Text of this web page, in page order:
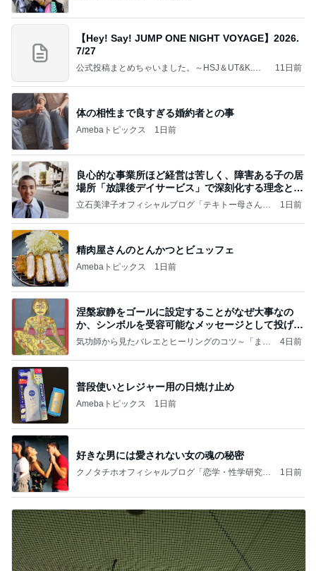
【Hey! Say! JUMP ONE NIGHT VOYAGE】2026.
7/27
公式投稿まとめちゃいました。～HSJ＆UT&K.O.
11日前
体の相性まで良すぎる婚約者との事
Amebaトピックス 1日前
良心的な事業所ほど経営は苦しく、障害ある子の居
場所「放課後デイサービス」で深刻化する理念と現
実の
立石美津子オフィシャルブログ「テキトー母さんの
1日前
精肉屋さんのとんかつとビュッフェ
Amebaトピックス 1日前
涅槃寂静をゴールに設定することがなぜ大事なの
か、シンボルを受容可能なメッセージとして投げる
ことが
気功師から見たバレエとヒーリングのコツ～「まと
4日前
普段使いとレジャー用の日焼け止め
Amebaトピックス 1日前
好きな男には愛されない女の魂の秘密
クノタチホオフィシャルブログ「恋学・性学研究
1日前